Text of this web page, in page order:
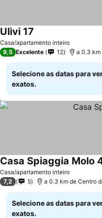
Casa/apartamento inteiro
Ulivi 17
9,5 Excelente 12 a 0.3 km
Selecione as datas para
exatos.
Casa/apartamento inteiro
Casa Spiaggia Molo
7,2 5 a 0.3 km de Centro
Selecione as datas para
exatos.